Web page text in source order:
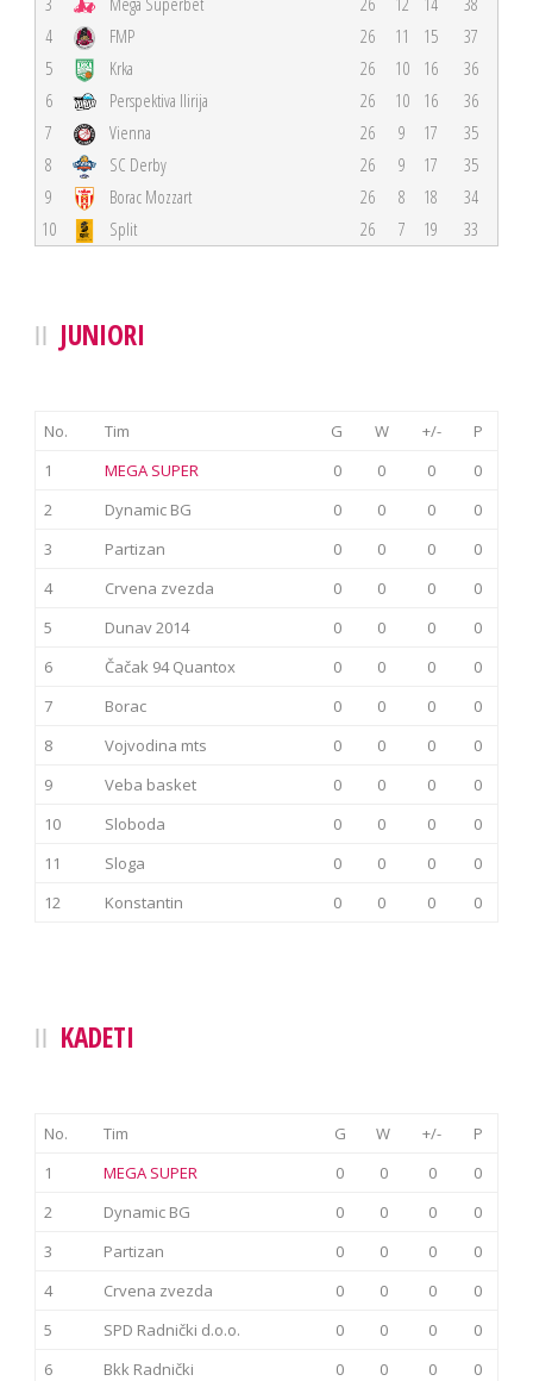
4
FMP 26 11 15
37
5
Krka 26 10 16
36
6
Perspektiva Ilirija 26 10 16
36
7
Vienna 26 9 17
35
8
SC Derby 26 9 17
35
9
Borac Mozzart 26 8 18
34
10
Split 26 7 19 33
JUNIORI
No. Tim G W +/-
P
1
MEGA SUPER 0 0 0
0
2
Dynamic BG 0 0 0
0
3
Partizan 0 0 0
0
4
Crvena zvezda 0 0 0
0
5
Dunav 2014 0 0 0
0
6
Čačak 94 Quantox 0 0 0
0
7
Borac 0 0 0
0
8
Vojvodina mts 0 0 0
0
9
Veba basket 0 0 0
0
10
Sloboda 0 0 0
0
11
Sloga 0 0 0
0
12
Konstantin 0 0 0 0
KADETI
No. Tim G W +/-
P
1
MEGA SUPER 0 0 0
0
2
Dynamic BG 0 0 0
0
3
Partizan 0 0 0
0
4
Crvena zvezda 0 0 0
0
5
SPD Radnički d.o.o. 0 0 0
0
6
Bkk Radnički 0 0 0
0